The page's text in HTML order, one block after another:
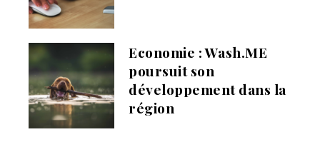
Economie : Wash.ME
poursuit son
développement dans la
région